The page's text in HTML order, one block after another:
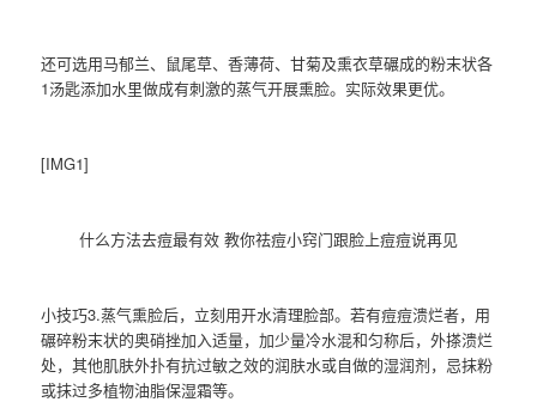
还可选用马郁兰、鼠尾草、香薄荷、甘菊及熏衣草碾成的粉末状各
1汤匙添加水里做成有刺激的蒸气开展熏脸。实际效果更优。
[IMG1]
什么方法去痘最有效 教你祛痘小窍门跟脸上痘痘说再见
小技巧3.蒸气熏脸后，立刻用开水清理脸部。若有痘痘溃烂者，用
碾碎粉末状的奥硝挫加入适量，加少量冷水混和匀称后，外搽溃烂
处，其他肌肤外扑有抗过敏之效的润肤水或自做的湿润剂，忌抹粉
或抹过多植物油脂保湿霜等。